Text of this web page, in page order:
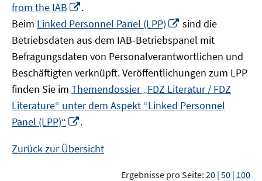
from the IAB
neuem
Fenster
öffnen
.
Beim Linked Personnel Panel (LPP)
In
neuem
Fenster
öffnen
sind die
Betriebsdaten aus dem IAB-Betriebspanel mit
Befragungsdaten von Personalverantwortlichen und
Beschäftigten verknüpft. Veröffentlichungen zum LPP
finden Sie im Themendossier „FDZ Literatur / FDZ
Literature“ unter dem Aspekt “Linked Personnel
Panel (LPP)“
Fenster
.
Zurück zur Übersicht
Ergebnisse pro Seite: 20 | 50 | 100